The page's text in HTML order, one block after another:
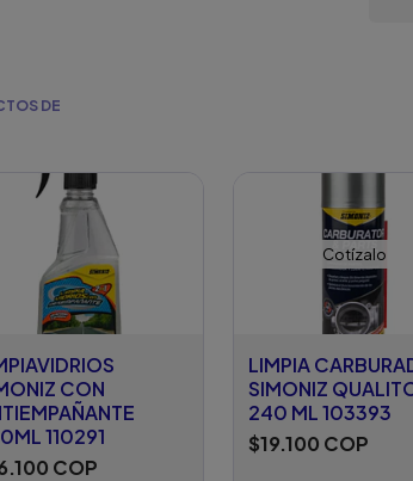
DE
CON
110291
COP
Cotízalo
LIMPIA
SIMONIZ
240 ML 103393
$19.100 COP